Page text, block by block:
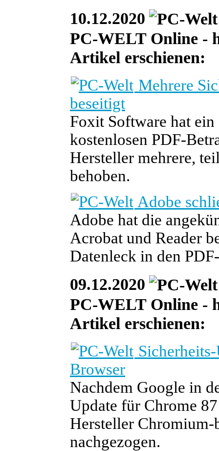
10.12.2020
PC-WELT Online -
Artikel erschienen:
Mehrere
beseitigt
Foxit Software hat
kostenlosen PDF-
Hersteller mehrere,
behoben.
Adobe
Adobe hat die
Acrobat und Reader
Datenleck in den
09.12.2020
PC-WELT Online -
Artikel erschienen:
Browser
Nachdem Google in
Update für Chrome
Hersteller
nachgezogen.